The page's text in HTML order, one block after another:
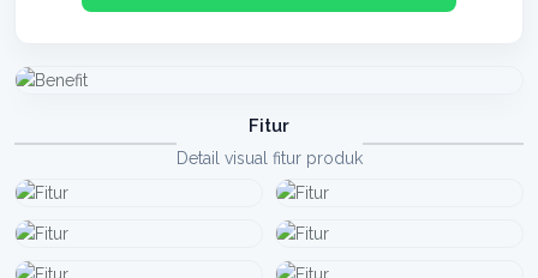
Fitur
Detail visual fitur produk